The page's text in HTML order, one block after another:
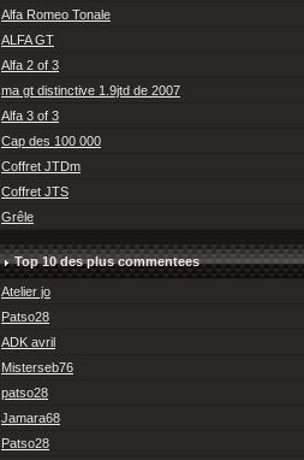
Alfa Romeo Tonale
ALFA GT
Alfa 2 of 3
ma gt distinctive 1.9jtd de 2007
Alfa 3 of 3
Cap des 100 000
Coffret JTDm
Coffret JTS
Grêle
Top 10 des plus commentees
Atelier jo
Patso28
ADK avril
Misterseb76
patso28
Jamara68
Patso28